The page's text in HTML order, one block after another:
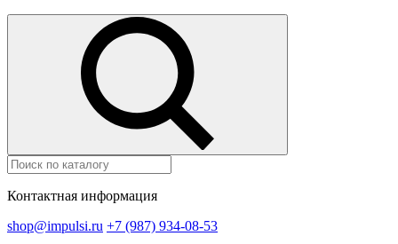
Контактная информация
shop@impulsi.ru +7 (987) 934-08-53